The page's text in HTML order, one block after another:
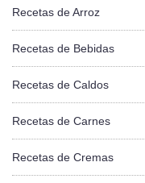
Recetas de Arroz
Recetas de Bebidas
Recetas de Caldos
Recetas de Carnes
Recetas de Cremas